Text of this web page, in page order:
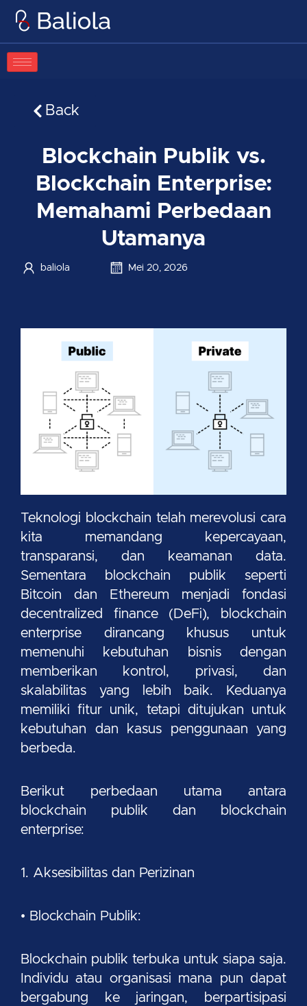
Lewati
konten
Back
Blockchain Publik vs.
Blockchain Enterprise:
Memahami Perbedaan
Utamanya
baliola Mei 20, 2026
Teknologi blockchain telah merevolusi cara
kita memandang kepercayaan,
transparansi, dan keamanan data.
Sementara blockchain publik seperti
Bitcoin dan Ethereum menjadi fondasi
decentralized finance (DeFi), blockchain
enterprise dirancang khusus untuk
memenuhi kebutuhan bisnis dengan
memberikan kontrol, privasi, dan
skalabilitas yang lebih baik. Keduanya
memiliki fitur unik, tetapi ditujukan untuk
kebutuhan dan kasus penggunaan yang
berbeda.
Berikut perbedaan utama antara
blockchain publik dan blockchain
enterprise:
1. Aksesibilitas dan Perizinan
• Blockchain Publik:
Blockchain publik terbuka untuk siapa saja.
Individu atau organisasi mana pun dapat
bergabung ke jaringan, berpartisipasi